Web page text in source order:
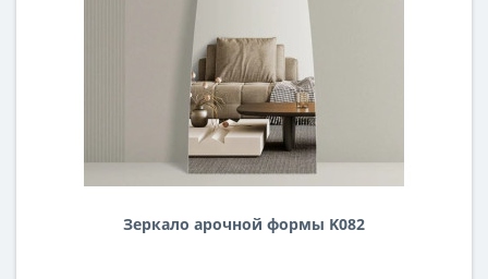
Зеркало арочной формы K082